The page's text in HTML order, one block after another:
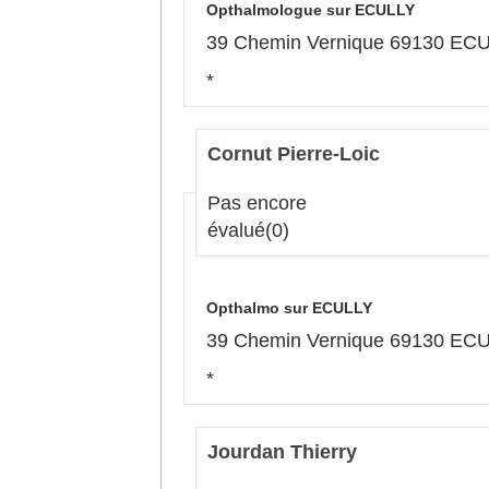
Opthalmologue sur ECULLY
39 Chemin Vernique 69130
*
Cornut Pierre-Loic
Pas encore
évalué(0)
Opthalmo sur ECULLY
39 Chemin Vernique 69130
*
Jourdan Thierry